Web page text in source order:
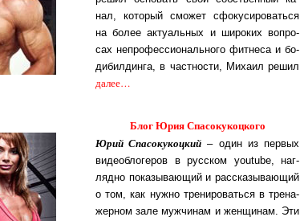
нал, ко­то­рый смо­жет сфо­ку­си­ро­ва­ть­ся
на бо­лее ак­ту­аль­ных и ши­ро­ких воп­ро­
сах не­про­фес­си­о­наль­но­го фит­не­са и бо­
ди­бил­дин­га, в час­т­нос­ти, Ми­ха­ил ре­шил
далее…
Блог Юрия Спасокукоцкого
Юрий Спасокукоцкий – один из пер­вых
ви­део­бло­ге­ров в рус­ском you­tube, наг­
ляд­но по­ка­зы­ва­ю­щий и рас­ска­зы­ва­ю­щий
о том, как нуж­но тре­ни­ро­вать­ся в тре­на­
жер­ном за­ле муж­чи­нам и жен­щи­нам. Эти